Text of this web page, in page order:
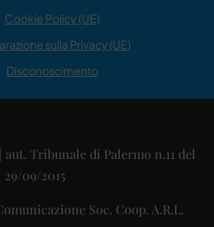
Cookie Policy (UE)
sulla Privacy (UE)
Disconoscimento
Tribunale di Palermo n.11 del
29/09/2015
Soc. Coop. A.R.L.